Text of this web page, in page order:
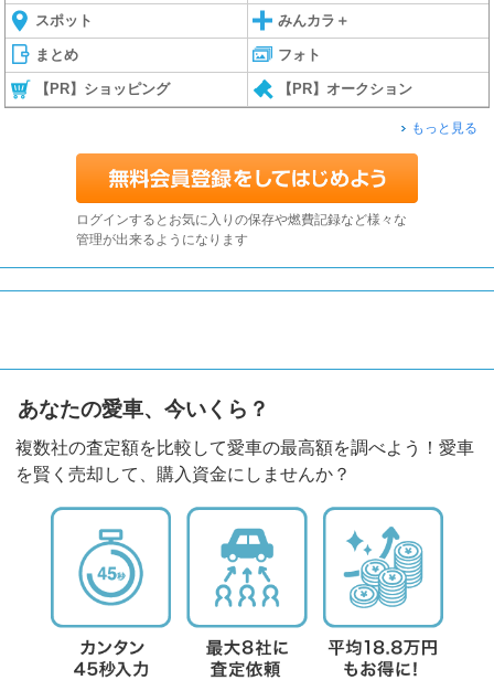
スポット みんカラ＋
まとめ フォト
【PR】ショッピング 【PR】オークション
もっと見る
ログインするとお気に入りの保存や燃費記録など様々な
管理が出来るようになります
あなたの愛車、今いくら？
複数社の査定額を比較して愛車の最高額を調べよう！愛車
を賢く売却して、購入資金にしませんか？